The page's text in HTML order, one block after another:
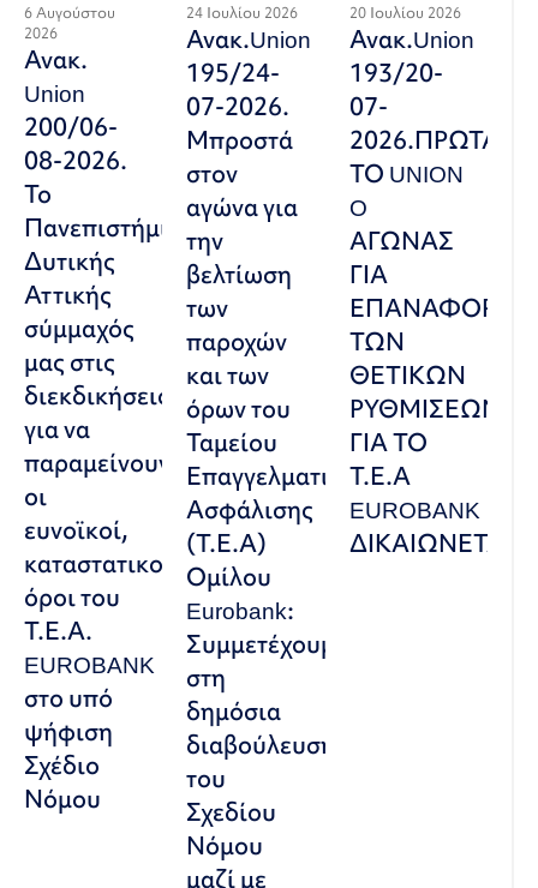
6 Αυγούστου
2026
Ανακ.
Union
200/06-
08-2026.
Το
Πανεπιστήμιο
Δυτικής
Αττικής
σύμμαχός
μας στις
διεκδικήσεις,
για να
παραμείνουν
οι
ευνοϊκοί,
καταστατικοί
όροι του
Τ.Ε.Α.
EUROBANK
στο υπό
ψήφιση
Σχέδιο
Νόμου
24 Ιουλίου 2026
Ανακ.Union
195/24-
07-2026.
Μπροστά
στον
αγώνα για
την
βελτίωση
των
παροχών
και των
όρων του
Ταμείου
Επαγγελματικής
Ασφάλισης
(Τ.Ε.Α)
Ομίλου
Eurobank:
Συμμετέχουμε
στη
δημόσια
διαβούλευση
του
Σχεδίου
Νόμου
μαζί με
20 Ιουλίου 2026
Ανακ.Union
193/20-
07-
ΤΟ UNION
O
ΑΓΩΝΑΣ
ΓΙΑ
ΕΠΑΝΑΦΟΡΑ
ΤΩΝ
ΘΕΤΙΚΩΝ
ΡΥΘΜΙΣΕΩΝ
ΓΙΑ ΤΟ
Τ.Ε.Α
EUROBANK
ΔΙΚΑΙΩΝΕΤΑΙ